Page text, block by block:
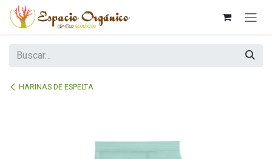
Ir al contenido
HARINAS DE ESPELTA